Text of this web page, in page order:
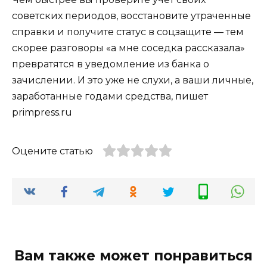
советских периодов, восстановите утраченные
справки и получите статус в соцзащите — тем
скорее разговоры «а мне соседка рассказала»
превратятся в уведомление из банка о
зачислении. И это уже не слухи, а ваши личные,
заработанные годами средства, пишет
primpress.ru
Оцените статью
Вам также может понравиться